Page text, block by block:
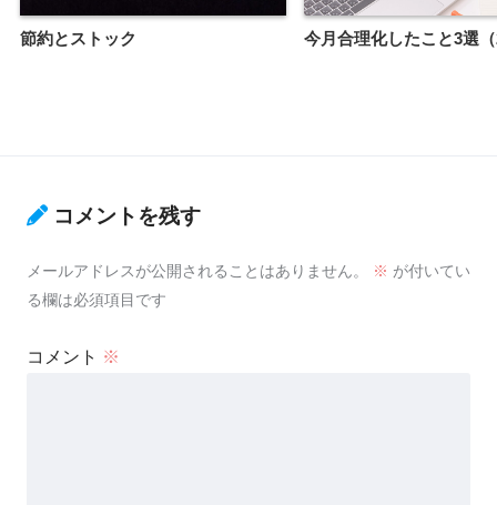
節約とストック 今月合理化したこと3選
コメントを残す
メールアドレスが公開されることはありません。 ※ が付いてい
る欄は必須項目です
コメント ※